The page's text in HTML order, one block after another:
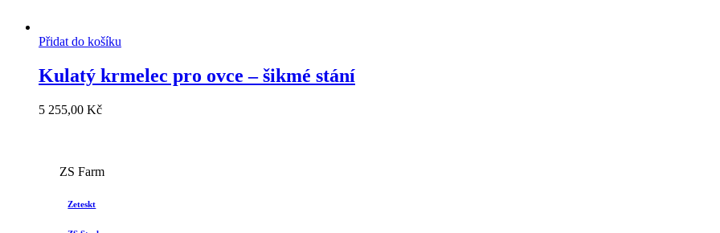
Přidat do košíku
Kulatý krmelec pro ovce – šikmé stání
5 255,00 Kč
ZS Farm
Zeteskt